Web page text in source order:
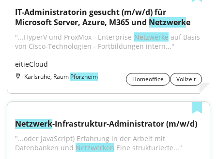
IT-Administratorin gesucht (m/w/d) für
Microsoft Server, Azure, M365 und Netzwerke
"...HyperV und ProxMox - Enterprise-Netzwerke auf Basis
von Cisco-Technologien - Fortbildungen intern..."
eitieCloud
Karlsruhe, Raum Pforzheim Homeoffice Vollzeit
Netzwerk-Infrastruktur-Administrator (m/w/d)
"...oder JavaScript) Erfahrung in der Arbeit mit
Datenbanken und Netzwerken Eine strukturierte..."